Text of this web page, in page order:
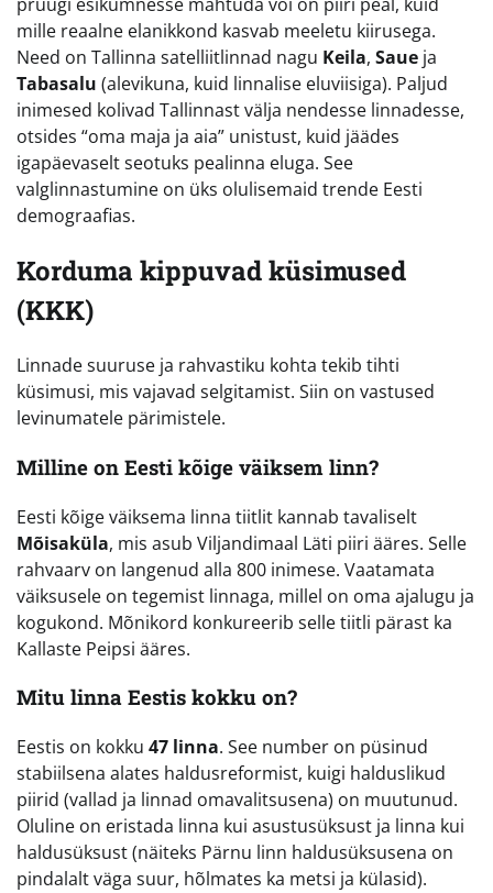
pruugi esikümnesse mahtuda või on piiri peal, kuid
mille reaalne elanikkond kasvab meeletu kiirusega.
Need on Tallinna satelliitlinnad nagu Keila, Saue ja
Tabasalu (alevikuna, kuid linnalise eluviisiga). Paljud
inimesed kolivad Tallinnast välja nendesse linnadesse,
otsides “oma maja ja aia” unistust, kuid jäädes
igapäevaselt seotuks pealinna eluga. See
valglinnastumine on üks olulisemaid trende Eesti
demograafias.
Korduma kippuvad küsimused
(KKK)
Linnade suuruse ja rahvastiku kohta tekib tihti
küsimusi, mis vajavad selgitamist. Siin on vastused
levinumatele pärimistele.
Milline on Eesti kõige väiksem linn?
Eesti kõige väiksema linna tiitlit kannab tavaliselt
Mõisaküla, mis asub Viljandimaal Läti piiri ääres. Selle
rahvaarv on langenud alla 800 inimese. Vaatamata
väiksusele on tegemist linnaga, millel on oma ajalugu ja
kogukond. Mõnikord konkureerib selle tiitli pärast ka
Kallaste Peipsi ääres.
Mitu linna Eestis kokku on?
Eestis on kokku 47 linna. See number on püsinud
stabiilsena alates haldusreformist, kuigi halduslikud
piirid (vallad ja linnad omavalitsusena) on muutunud.
Oluline on eristada linna kui asustusüksust ja linna kui
haldusüksust (näiteks Pärnu linn haldusüksusena on
pindalalt väga suur, hõlmates ka metsi ja külasid).